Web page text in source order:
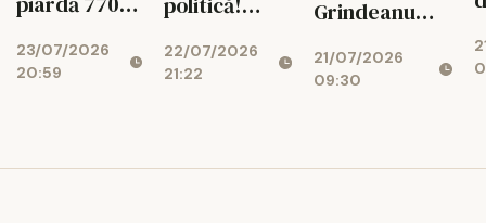
de euro dacă
legea
23/07/2026
20:59
explică de ce
cresc
22/07/2026
21:22
Grindeanu
partidul”
21/07/2026
09:30